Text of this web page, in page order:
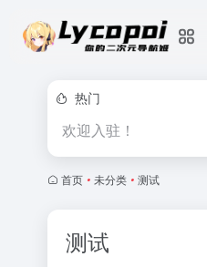
热门
欢迎入驻！
首页 • 未分类 • 测试
测试